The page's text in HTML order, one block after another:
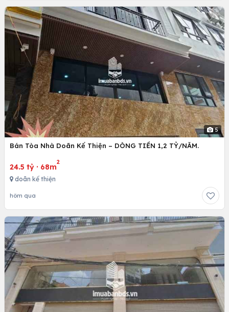
5
Bán Tòa Nhà Doãn Kế Thiện – DÒNG TIỀN 1,2 TỶ/NĂM.
24.5 tỷ · 68m
2
doãn kế thiện
hôm qua